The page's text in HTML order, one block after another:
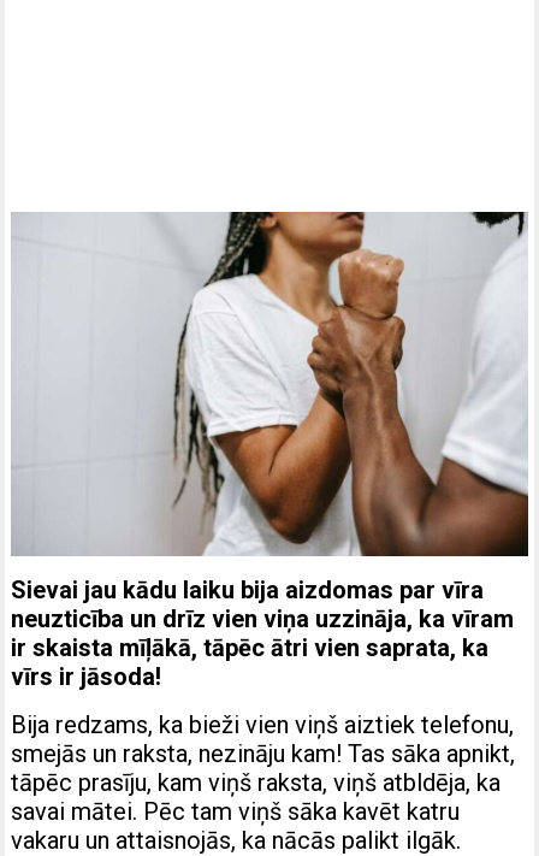
Sievai jau kādu laiku bija aizdomas par vīra
neuzticība un drīz vien viņa uzzināja, ka vīram
ir skaista mīļākā, tāpēc ātri vien saprata, ka
vīrs ir jāsoda!
Bija redzams, ka bieži vien viņš aiztiek telefonu,
smejās un raksta, nezināju kam! Tas sāka apnikt,
tāpēc prasīju, kam viņš raksta, viņš atbldēja, ka
savai mātei. Pēc tam viņš sāka kavēt katru
vakaru un attaisnojās, ka nācās palikt ilgāk.